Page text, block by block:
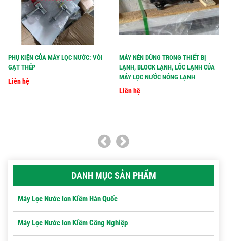
PHỤ KIỆN CỦA MÁY LỌC NƯỚC: VÒI
GẠT THÉP
Liên hệ
MÁY NÉN DÙNG TRONG THIẾT BỊ
LẠNH, BLOCK LẠNH, LỐC LẠNH CỦA
MÁY LỌC NƯỚC NÓNG LẠNH
Liên hệ
DANH MỤC SẢN PHẨM
Máy Lọc Nước Ion Kiềm Hàn Quốc
Máy Lọc Nước Ion Kiềm Công Nghiệp